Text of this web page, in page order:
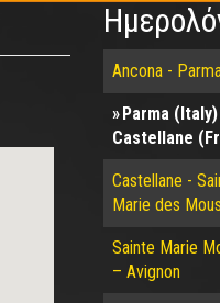
Ancona -
Parma
Castellane
Castellane -
Marie des
Sainte Marie
– Avignon